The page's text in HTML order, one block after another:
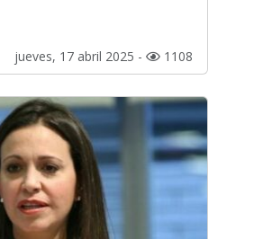
jueves, 17 abril 2025 - 1108